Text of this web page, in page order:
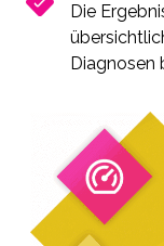
Die
Diagnosen